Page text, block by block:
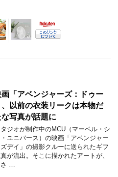
画「アベンジャーズ：ドゥー
以前の衣装リークは本物だ
写真が話題に
ジオが制作中のMCU（マーベル・シ
ユニバース）の映画「アベンジャー
デイ」の撮影クルーに送られたギフ
真が流出。そこに描かれたアートが、
…